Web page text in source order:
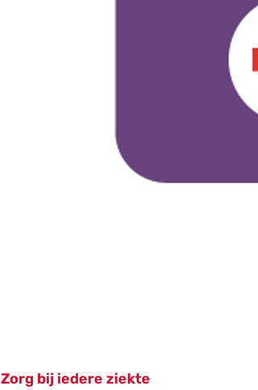
Zorg bij iedere ziekte